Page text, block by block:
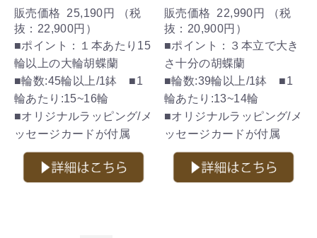
販売価格 25,190円
（税
抜： 22,900円 ）
■ポイント：１本あたり15
輪以上の大輪胡蝶蘭
■輪数:45輪以上/1鉢 ■1
輪あたり:15~16輪
■オリジナルラッピング/メ
ッセージカードが付属
販売価格 22,990円
（税
抜： 20,900円 ）
■ポイント：３本立で大き
さ十分の胡蝶蘭
■輪数:39輪以上/1鉢 ■1
輪あたり:13~14輪
■オリジナルラッピング/メ
ッセージカードが付属